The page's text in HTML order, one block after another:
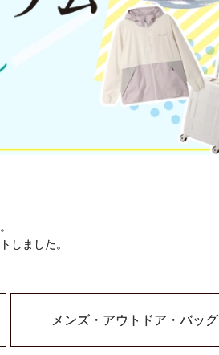
しました。
メンズ・アウトドア・バッグ